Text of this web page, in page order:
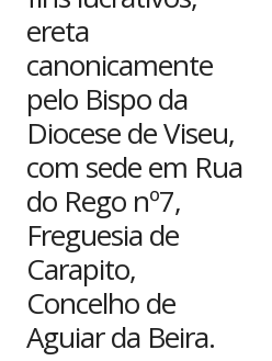
ereta
canonicamente
pelo Bispo da
Diocese de Viseu,
com sede em Rua
do Rego nº7,
Freguesia de
Carapito,
Concelho de
Aguiar da Beira.